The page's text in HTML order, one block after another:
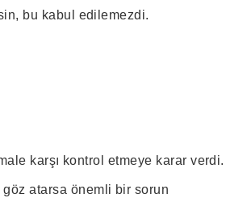
bu kabul edilemezdi.
karşı kontrol etmeye karar verdi.
atarsa önemli bir sorun